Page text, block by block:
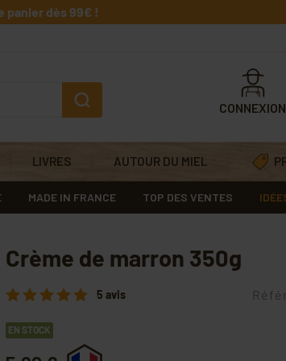
panier dès 99€ !
CONNEXION
LIVRES AUTOUR DU MIEL
MADE IN FRANCE TOP DES VENTES
Crème de marron 350g
5 avis
EN STOCK